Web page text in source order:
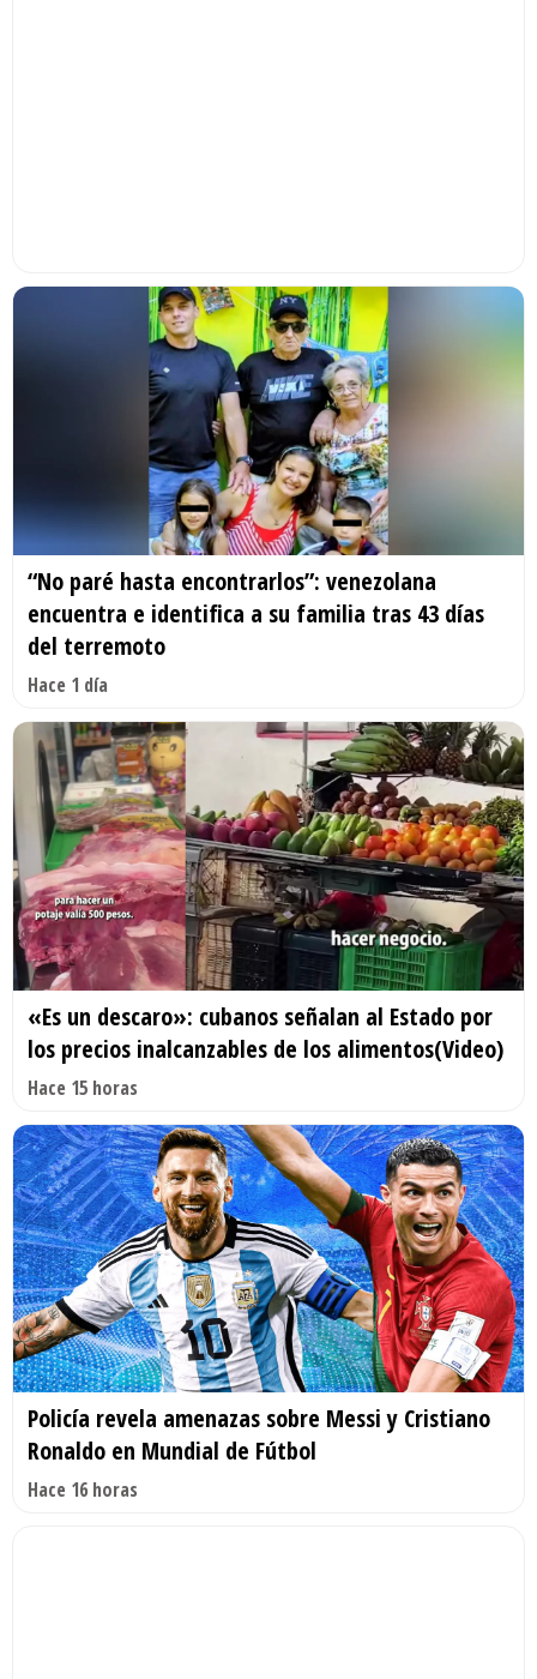
“No paré hasta encontrarlos”: venezolana
encuentra e identifica a su familia tras 43 días
del terremoto
Hace 1 día
«Es un descaro»: cubanos señalan al Estado por
los precios inalcanzables de los alimentos(Video)
Hace 15 horas
Policía revela amenazas sobre Messi y Cristiano
Ronaldo en Mundial de Fútbol
Hace 16 horas